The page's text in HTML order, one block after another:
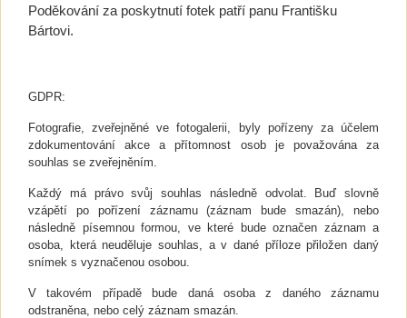
Poděkování za poskytnutí fotek patří panu Františku
Bártovi.
GDPR:
Fotografie, zveřejněné ve fotogalerii, byly pořízeny za účelem
zdokumentování akce a přítomnost osob je považována za
souhlas se zveřejněním.
Každý má právo svůj souhlas následně odvolat. Buď slovně
vzápětí po pořízení záznamu (záznam bude smazán), nebo
následně písemnou formou, ve které bude označen záznam a
osoba, která neuděluje souhlas, a v dané příloze přiložen daný
snímek s vyznačenou osobou.
V takovém případě bude daná osoba z daného záznamu
odstraněna, nebo celý záznam smazán.